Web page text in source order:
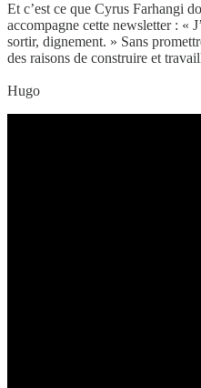
Et c’est ce que Cyrus Farhangi
accompagne cette newsletter : «
sortir, dignement. » Sans
des raisons de construire et
Hugo